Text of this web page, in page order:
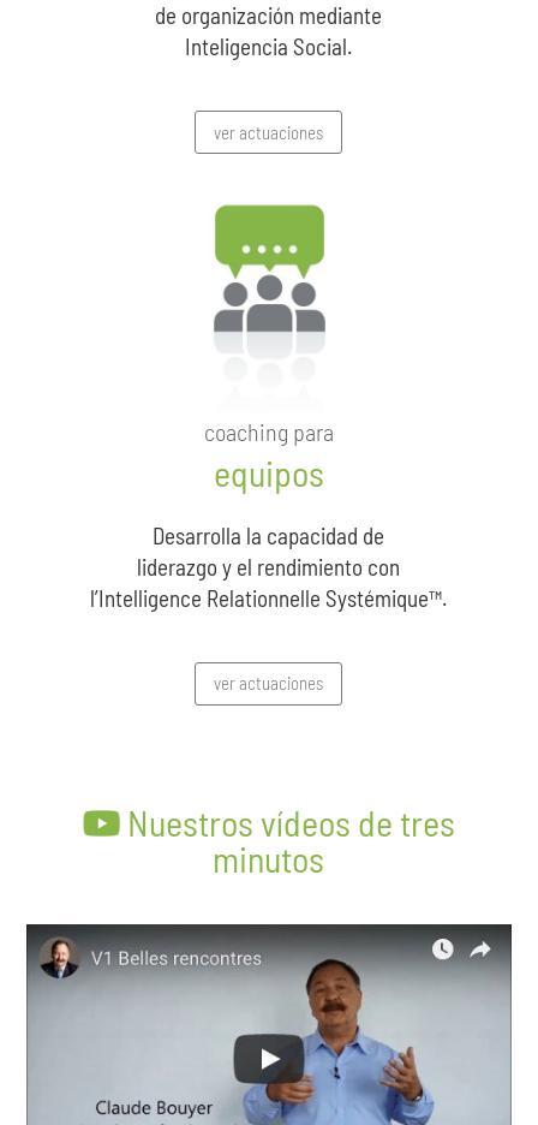
de organización mediante
Inteligencia Social.
ver actuaciones
coaching para
equipos
Desarrolla la capacidad de
liderazgo y el rendimiento con
l’Intelligence Relationnelle Systémique™.
ver actuaciones
Nuestros vídeos de tres
minutos